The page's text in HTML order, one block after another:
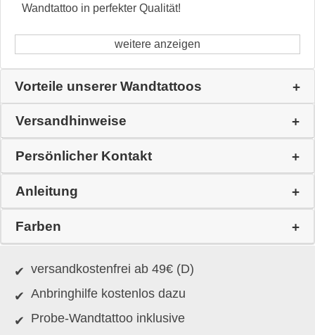
Wandtattoo in perfekter Qualität!
weitere anzeigen
Vorteile unserer Wandtattoos
Versandhinweise
Persönlicher Kontakt
Anleitung
Farben
versandkostenfrei ab 49€ (D)
Anbringhilfe kostenlos dazu
Probe-Wandtattoo inklusive